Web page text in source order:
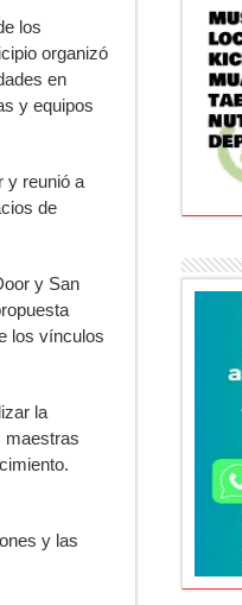
los
organizó
en
y equipos
y reunió a
de
y San
los vínculos
la
maestras
y las